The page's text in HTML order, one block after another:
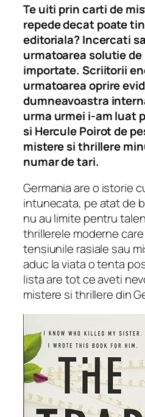
Te uiti prin carti de
repede decat poate
editoriala? Incercati
urmatoarea solutie
importate. Scriitorii
urmatoarea oprire
dumneavoastra
urma urmei i-am luat
si Hercule Poirot de
mistere si thrillere
numar de tari.
Germania are o istorie
intunecata, pe atat de
nu au limite pentru
thrillerele moderne
tensiunile rasiale sau
aduc la viata o tenta
lista are tot ce aveti
mistere si thrillere din